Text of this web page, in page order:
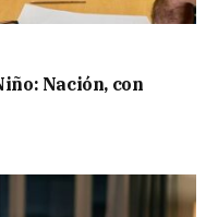
Nación, con